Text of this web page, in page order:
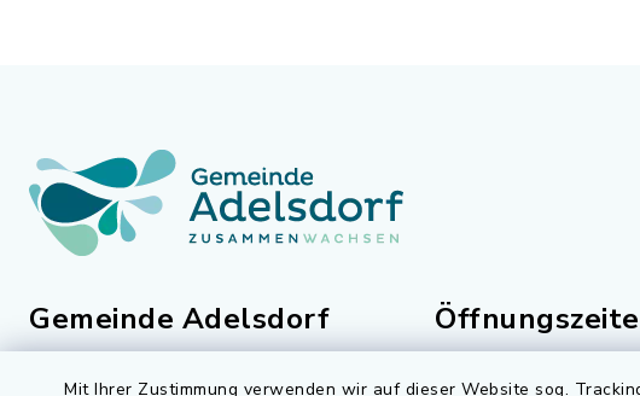
Mit Ihrer Zustimmung verwenden wir auf dieser Website sog.
Gemeinde Adelsdorf
Rathausplatz 1
Montag bis Freitag: